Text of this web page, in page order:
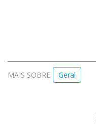
MAIS SOBRE Geral